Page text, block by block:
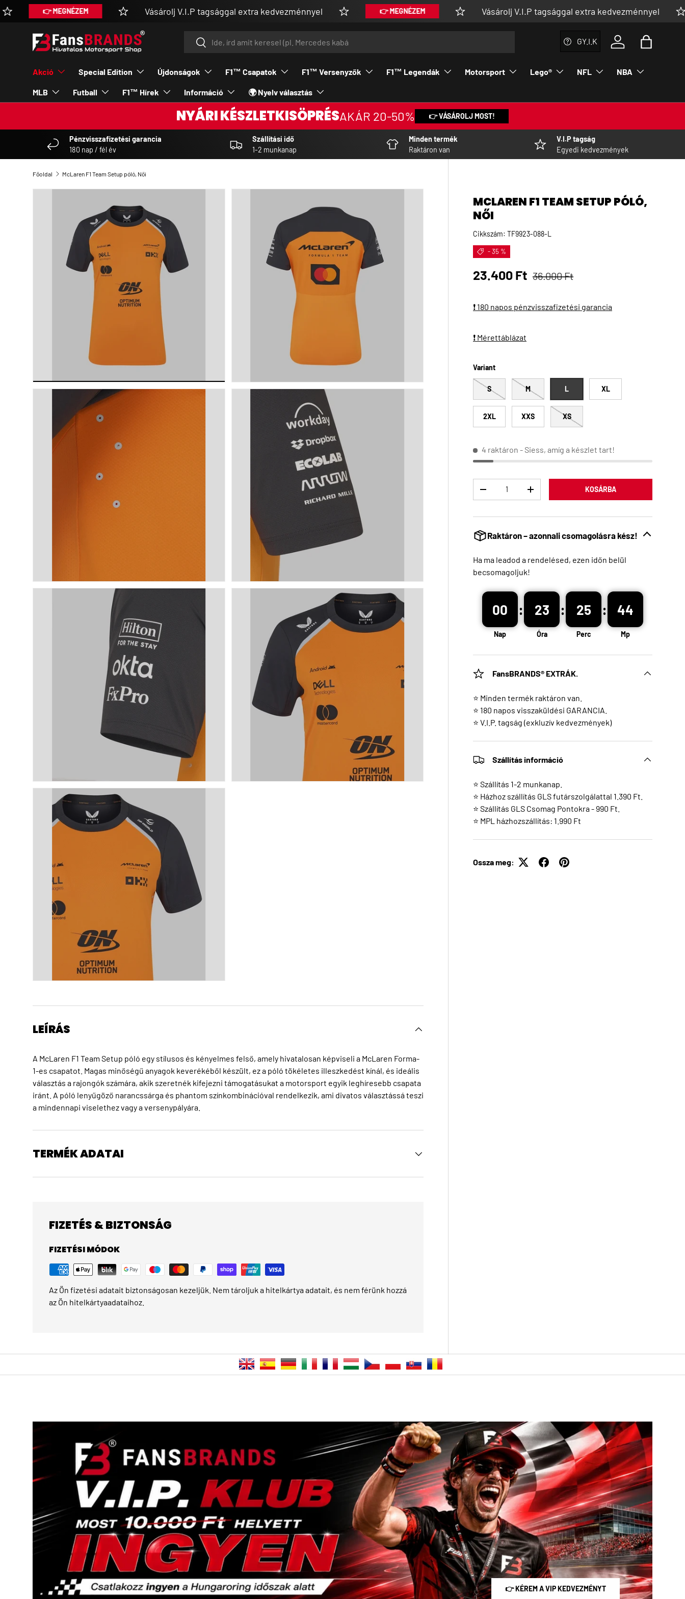
UGRÁS A TARTALOMRA
Vásárolj V.I.P tagsággal extra kedvezménnyel 👉 MEGNÉZEM Vásárolj V.I.P tagsággal extra kedvezménnyel 👉
KeresésKeresés GY.I.K
Bejelentkezés a
Táska
Akció Special Edition Újdonságok F1™ Csapatok F1™ Versenyzők F1™ Legendák Motorsport Lego® NFL NBA
MLB Futball F1™ Hírek Információ 🌍 Nyelv választás
NYÁRI KÉSZLETKISÖPRÉSAKÁR 20-50% 👉 VÁSÁROLJ MOST!
Pénzvisszafizetési garancia
180 nap / fél év
Szállítási idő
1-2 munkanap
Minden termék
Raktáron van
V.I.P tagság
Egyedi kedvezmények
Főoldal McLaren F1 Team Setup póló, Női
MCLAREN F1 TEAM SETUP PÓLÓ,
NŐI
Cikkszám: TF9923-088-L
- 35 %
Eladási ár
23.400 Ft Normál ár
36.000 Ft
❗ 180 napos pénzvisszafizetési garancia
❗ Mérettáblázat
Variant
S M L XL
2XL XXS XS
4 raktáron - Siess, amíg a készlet tart!
KOSÁRBA
Raktáron – azonnali csomagolásra kész!
Ha ma leadod a rendelésed, ezen időn belül
becsomagoljuk!
00
Nap
: 23
Óra
: 25
Perc
: 42
Mp
FansBRANDS® EXTRÁK.
⭐ Minden termék raktáron van.
⭐ 180 napos visszaküldési GARANCIA.
⭐ V.I.P. tagság (exkluzív kedvezmények)
Szállítás információ
⭐ Szállítás 1-2 munkanap.
⭐ Házhoz szállítás GLS futárszolgálattal 1.390 Ft.
⭐ Szállítás GLS Csomag Pontokra - 990 Ft.
⭐ MPL házhozszállítás: 1.990 Ft
Ossza meg:
LEÍRÁS
A McLaren F1 Team Setup póló egy stílusos és kényelmes felső, amely hivatalosan képviseli a McLaren Forma-
1-es csapatot. Magas minőségű anyagok keverékéből készült, ez a póló tökéletes illeszkedést kínál, és ideális
választás a rajongók számára, akik szeretnék kifejezni támogatásukat a motorsport egyik leghíresebb csapata
iránt. A póló lenyűgöző narancssárga és phantom színkombinációval rendelkezik, ami divatos választássá teszi
a mindennapi viselethez vagy a versenypályára.
TERMÉK ADATAI
FIZETÉS & BIZTONSÁG
FIZETÉSI MÓDOK
Az Ön fizetési adatait biztonságosan kezeljük. Nem tároljuk a hitelkártya adatait, és nem férünk hozzá
az Ön hitelkártyaadataihoz.
👉 KÉREM A VIP KEDVEZMÉNYT